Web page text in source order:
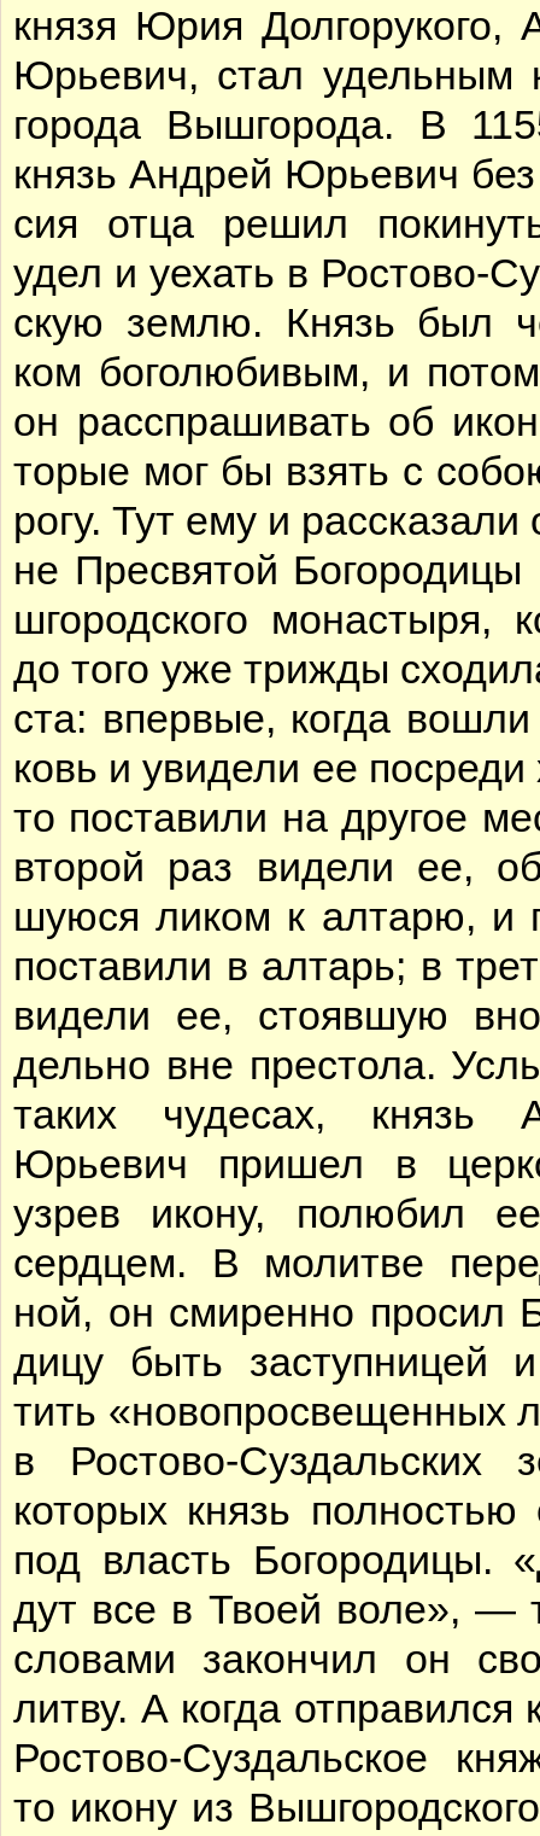
кня­зя Юрия Дол­го­ру­ко­го,
Юрье­вич, стал удель­ным
го­ро­да Вы­ш­го­ро­да. В
князь Ан­дрей Юрье­вич
сия от­ца ре­шил
удел и уехать в Ро­сто­во-
скую зем­лю. Князь был
ком бо­го­лю­би­вым, и
он рас­спра­ши­вать об
то­рые мог бы взять с
ро­гу. Тут ему и
не Пре­свя­той
ш­го­род­ско­го мо­на­сты­ря,
до то­го уже три­жды
ста: впер­вые, ко­гда
ковь и уви­де­ли ее
то по­ста­ви­ли на дру­гое
вто­рой раз ви­де­ли ее,
шу­ю­ся ли­ком к ал­та­рю, и
по­ста­ви­ли в ал­тарь; в
ви­де­ли ее, сто­яв­шую
дель­но вне пре­сто­ла.
та­ких чу­де­сах, князь
Юрье­вич при­шел в
узрев ико­ну, по­лю­бил
серд­цем. В мо­лит­ве
ной, он сми­рен­но про­сил
ди­цу быть за­ступ­ни­цей
тить «но­во­про­све­щен­ных
в Ро­сто­во-Суз­даль­ских
ко­то­рых князь пол­но­стью
под власть Бо­го­ро­ди­цы.
дут все в Тво­ей во­ле», —
сло­ва­ми за­кон­чил он
лит­ву. А ко­гда от­пра­вил­ся
Ро­сто­во-Суз­даль­ское
то ико­ну из